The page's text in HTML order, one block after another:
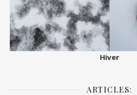
Hiver
ARTICLES: